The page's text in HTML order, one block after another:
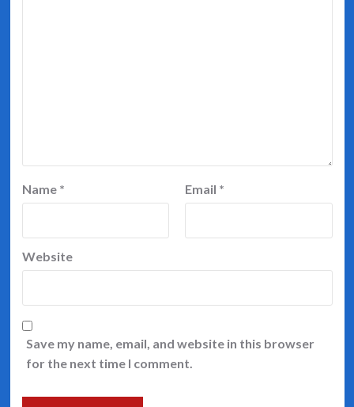
Name * Email *
Website
Save my name, email, and website in this browser
for the next time I comment.